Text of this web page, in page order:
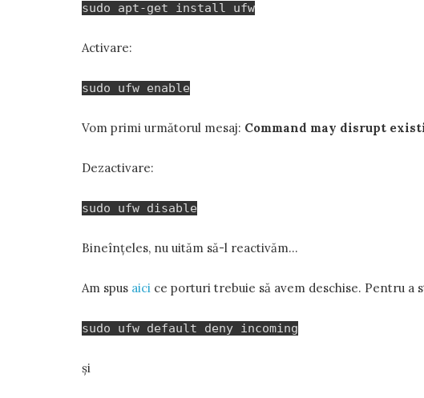
sudo apt-get install ufw
Activare:
sudo ufw enable
Vom primi următorul mesaj: Command may disrupt
Dezactivare:
sudo ufw disable
Bineînțeles, nu uităm să-l reactivăm...
Am spus aici ce porturi trebuie să avem deschise. Pentru
sudo ufw default deny incoming
și